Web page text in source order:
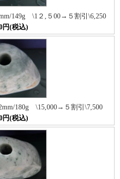
149g \1２,５00→５割引\6,250
円(税込)
180g \15,000→５割引\7,500
円(税込)